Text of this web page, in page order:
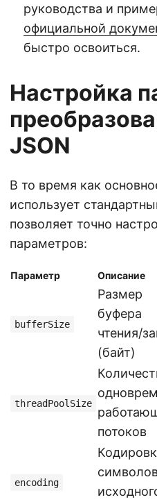
руководства и
официальной
быстро освоиться.
Настройка
JSON
В то время как
использует
позволяет точно
параметров:
Параметр Описание
bufferSize
Размер
буфера
чтения/
(байт)
threadPoolSize
потоков
encoding